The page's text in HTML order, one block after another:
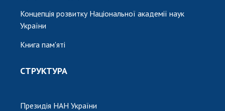
Концепція розвитку Національної академії наук
України
Книга пам'яті
СТРУКТУРА
Президія НАН України